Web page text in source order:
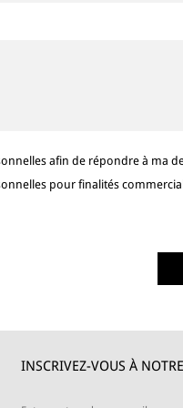
afin de répondre à ma
pour finalités
INSCRIVEZ-VOUS À